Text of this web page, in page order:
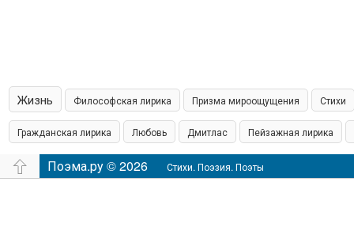
Жизнь Философская лирика Призма мироощущения Стихи
Гражданская лирика Любовь Дмитлас Пейзажная лирика
островская пишет Шамонин Сказки Юмор
Поэма.ру © 2026 Стихи. Поэзия. Поэты